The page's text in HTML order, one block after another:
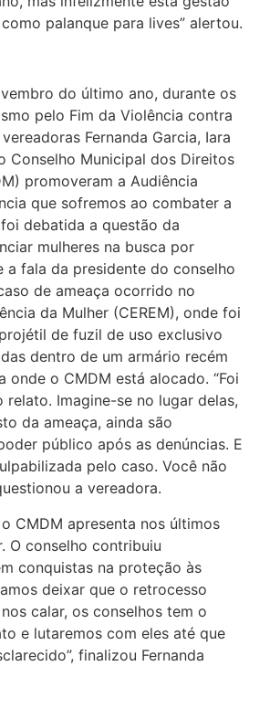
palanque para lives” alertou.
do último ano, durante os
pelo Fim da Violência contra
vereadoras Fernanda Garcia, Iara
Conselho Municipal dos Direitos
promoveram a Audiência
que sofremos ao combater a
debatida a questão da
mulheres na busca por
a fala da presidente do conselho
de ameaça ocorrido no
da Mulher (CEREM), onde foi
de fuzil de uso exclusivo
dentro de um armário recém
onde o CMDM está alocado. “Foi
Imagine-se no lugar delas,
da ameaça, ainda são
público após as denúncias. E
pelo caso. Você não
a vereadora.
CMDM apresenta nos últimos
O conselho contribuiu
conquistas na proteção às
deixar que o retrocesso
calar, os conselhos tem o
e lutaremos com eles até que
finalizou Fernanda